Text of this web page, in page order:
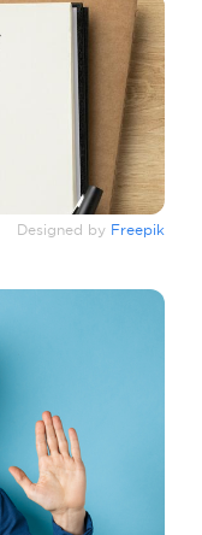
Designed by Freepik